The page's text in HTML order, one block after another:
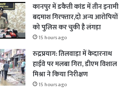
कानपुर में डकैती कांड में तीन इनामी
बदमाश गिरफ्तार,दो अन्य आरोपियों
को पुलिस कर चुकी है लंगड़ा
15 hours ago
रुद्रप्रयाग: तिलवाड़ा में केदारनाथ
हाईवे पर मलबा गिरा, डीएम विशाल
मिश्रा ने किया निरीक्षण
15 hours ago